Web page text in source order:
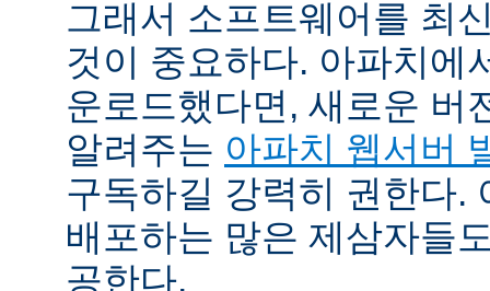
그래서 소프트웨어를 최
것이 중요하다. 아파치에
운로드했다면, 새로운 버
알려주는 아파치 웹서버
구독하길 강력히 권한다.
배포하는 많은 제삼자들
공한다.